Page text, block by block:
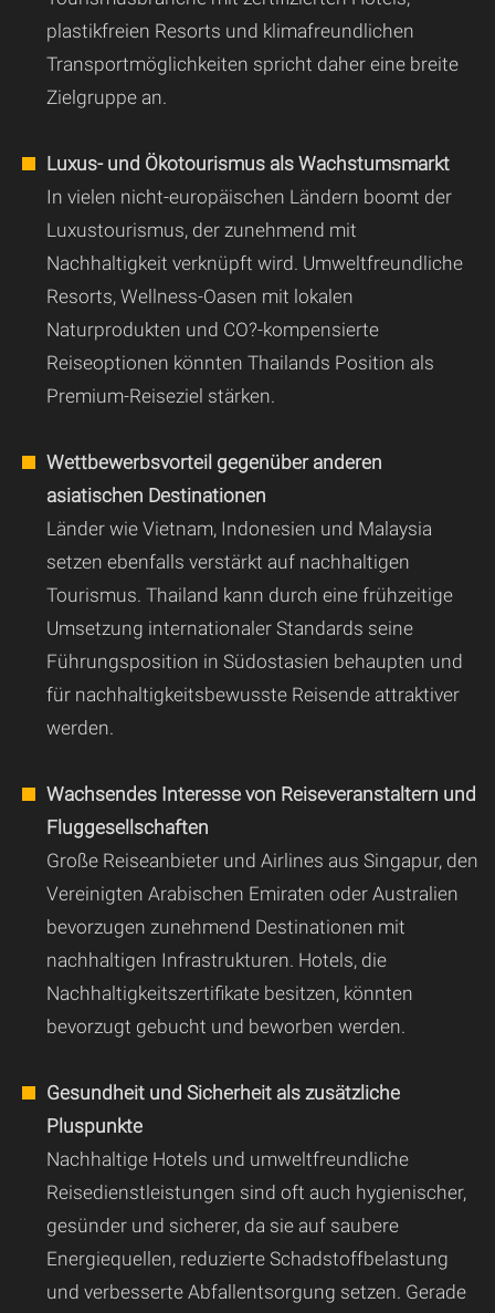
plastikfreien Resorts und klimafreundlichen
Transportmöglichkeiten spricht daher eine breite
Zielgruppe an.
Luxus- und Ökotourismus als Wachstumsmarkt
In vielen nicht-europäischen Ländern boomt der
Luxustourismus, der zunehmend mit
Nachhaltigkeit verknüpft wird. Umweltfreundliche
Resorts, Wellness-Oasen mit lokalen
Naturprodukten und CO?-kompensierte
Reiseoptionen könnten Thailands Position als
Premium-Reiseziel stärken.
Wettbewerbsvorteil gegenüber anderen
asiatischen Destinationen
Länder wie Vietnam, Indonesien und Malaysia
setzen ebenfalls verstärkt auf nachhaltigen
Tourismus. Thailand kann durch eine frühzeitige
Umsetzung internationaler Standards seine
Führungsposition in Südostasien behaupten und
für nachhaltigkeitsbewusste Reisende attraktiver
werden.
Wachsendes Interesse von Reiseveranstaltern und
Fluggesellschaften
Große Reiseanbieter und Airlines aus Singapur, den
Vereinigten Arabischen Emiraten oder Australien
bevorzugen zunehmend Destinationen mit
nachhaltigen Infrastrukturen. Hotels, die
Nachhaltigkeitszertifikate besitzen, könnten
bevorzugt gebucht und beworben werden.
Gesundheit und Sicherheit als zusätzliche
Pluspunkte
Nachhaltige Hotels und umweltfreundliche
Reisedienstleistungen sind oft auch hygienischer,
gesünder und sicherer, da sie auf saubere
Energiequellen, reduzierte Schadstoffbelastung
und verbesserte Abfallentsorgung setzen. Gerade